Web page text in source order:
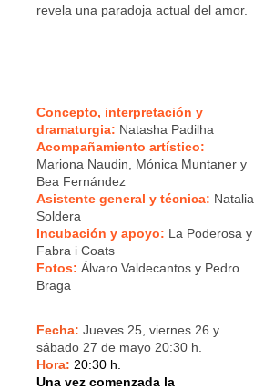
revela una paradoja actual del amor.
Concepto, interpretación y
dramaturgia: Natasha Padilha
Acompañamiento artístico:
Mariona Naudin, Mónica Muntaner y
Bea Fernández
Asistente general y técnica: Natalia
Soldera
Incubación y apoyo: La Poderosa y
Fabra i Coats
Fotos: Álvaro Valdecantos y Pedro
Braga
Fecha: Jueves 25, viernes 26 y
sábado 27 de mayo 20:30 h.
Hora: 20:30 h.
Una vez comenzada la